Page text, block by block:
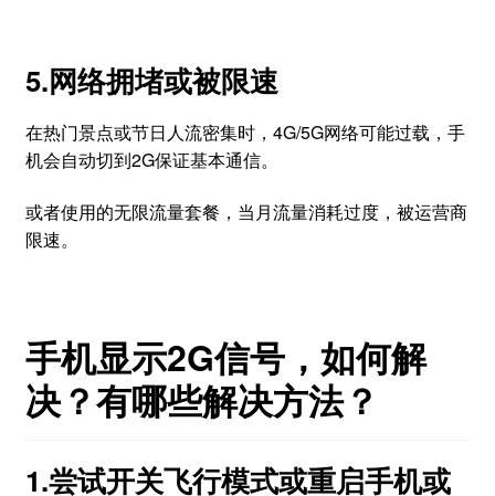
5.网络拥堵或被限速
在热门景点或节日人流密集时，4G/5G网络可能过载，手
机会自动切到2G保证基本通信。
或者使用的无限流量套餐，当月流量消耗过度，被运营商
限速。
手机显示2G信号，如何解
决？有哪些解决方法？
1.尝试开关飞行模式或重启手机或